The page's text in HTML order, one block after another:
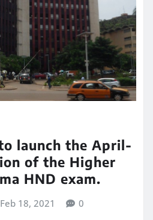
launch the April-
of the Higher
HND exam.
Feb 18, 2021 0